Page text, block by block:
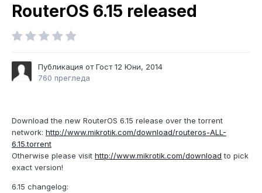
RouterOS 6.15 released
Публикация от Гост12 Юни, 2014
760 прегледа
Download the new RouterOS 6.15 release over the torrent
network: http://www.mikrotik.com/download/routeros-ALL-
6.15.torrent
Otherwise please visit http://www.mikrotik.com/download to pick
exact version!
6.15 changelog: